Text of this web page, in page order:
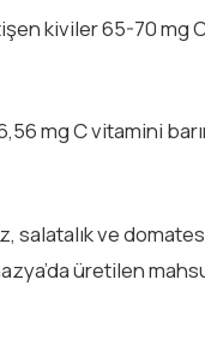
kiviler 65-70 mg
mg C vitamini
salatalık ve
üretilen